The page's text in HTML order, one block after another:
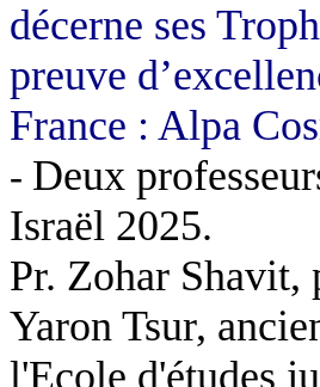
décerne ses
preuve
France : Alpa
- Deux
Israël 2025.
Pr. Zohar Shavit,
Yaron Tsur,
l'Ecole d'études